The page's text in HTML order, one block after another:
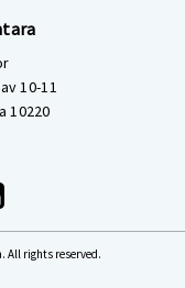
10-11
10220
All rights reserved.